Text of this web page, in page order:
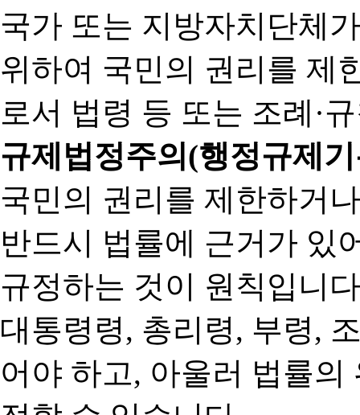
국가 또는 지방자치단체
위하여 국민의 권리를 제
로서 법령 등 또는 조례·
규제법정주의(행정규제
국민의 권리를 제한하거
반드시 법률에 근거가 있
규정하는 것이 원칙입니
대통령령, 총리령, 부령,
어야 하고, 아울러 법률